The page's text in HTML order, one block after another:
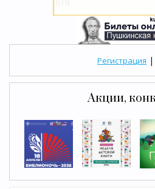
Регистрация |
Акции,